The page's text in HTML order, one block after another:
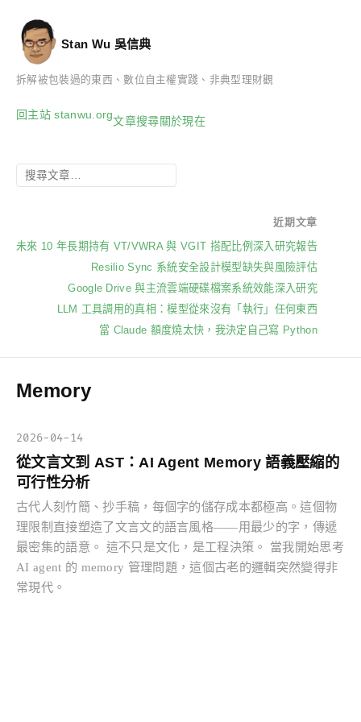
Stan Wu 吳信典
拆解被包裝過的東西、數位自主權實踐、非典型理財觀
回主站 stanwu.org文章搜尋關於現在
近期文章
未來 10 年長期持有 VT/VWRA 與 VGIT 搭配比例深入研究報告
Resilio Sync 系統安全設計模型缺失與風險評估
Google Drive 與主流雲端硬碟檔案系統效能深入研究
LLM 工具調用的真相：模型從來沒有「執行」任何東西
當 Claude 額度燒太快，我決定自己寫 Python
Memory
2026-04-14
從文言文到 AST：AI Agent Memory 語義壓縮的
可行性分析
古代人刻竹簡、抄手稿，每個字的儲存成本都極高。這個物
理限制直接塑造了文言文的語言風格——用最少的字，傳遞
最密集的語意。 這不只是文化，是工程決策。 當我開始思考
AI agent 的 memory 管理問題，這個古老的邏輯突然變得非
常現代。